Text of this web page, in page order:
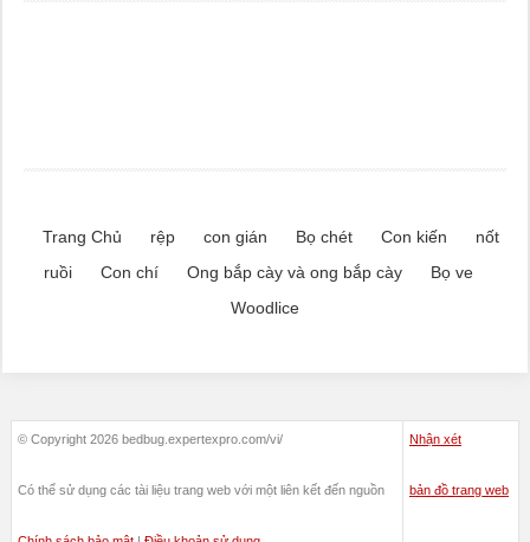
Trang Chủ rệp con gián Bọ chét Con kiến
nốt
ruồi
Con chí Ong bắp cày và ong bắp cày
Bọ ve
Woodlice
© Copyright 2026 bedbug.expertexpro.com/vi/
Có thể sử dụng các tài liệu trang web với một liên kết đến nguồn
Nhận xét
bản đồ trang web